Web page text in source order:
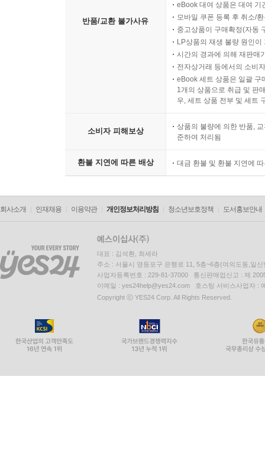
반품/교환 불가사유
eBook 대여 상품은 대여 기
모바일 쿠폰 등록 후 취소/
중고상품이 구매확정(자동
LP상품의 재생 불량 원인
시간의 경과에 의해 재판매
전자상거래 등에서의 소비
eBook 세트 상품은 일괄 구
1개의 상품으로 취급 및 판
우, 세트 상품 전부 및 세트
소비자 피해보상
상품의 불량에 의한 반품,
준하여 처리됨
환불 지연에 따른 배상 대금 환불 및 환불 지연에
회사소개 인재채용 이용약관 개인정보처리방침 청소년보호정책 도서홍보안내
대표 : 김석환, 최세라
주소 : 서울시 영등포구 은행로 11, 5층~6층(여의도동,일신
사업자등록번호 : 229-81-37000 통신판매업신고 : 제
이메일 : yes24help@yes24.com 호스팅 서비스사업자 :
Copyright ⓒ YES24 Corp. All Rights Reserved.